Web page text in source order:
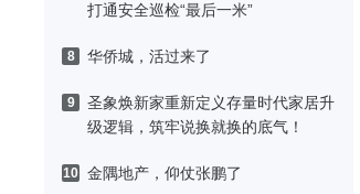
打通安全巡检“最后一米”
8 华侨城，活过来了
9
圣象焕新家重新定义存量时代家居升
级逻辑，筑牢说换就换的底气！
10 金隅地产，仰仗张鹏了